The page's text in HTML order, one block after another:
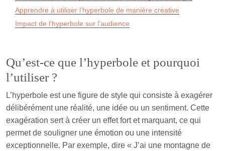
Apprendre à utiliser l’hyperbole de manière créative
Impact de l’hyperbole sur l’audience
Qu’est-ce que l’hyperbole et pourquoi
l’utiliser ?
L’hyperbole est une figure de style qui consiste à exagérer
délibérément une réalité, une idée ou un sentiment. Cette
exagération sert à créer un effet fort et marquant, ce qui
permet de souligner une émotion ou une intensité
exceptionnelle. Par exemple, dire « J’ai une montagne de